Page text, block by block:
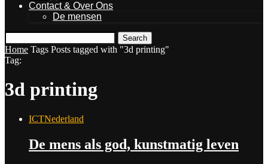
Contact & Over Ons
De mensen
Search
Home Tags Posts tagged with "3d printing"
Tag:
3d printing
ICTNederland
De mens als god, kunstmatig leven